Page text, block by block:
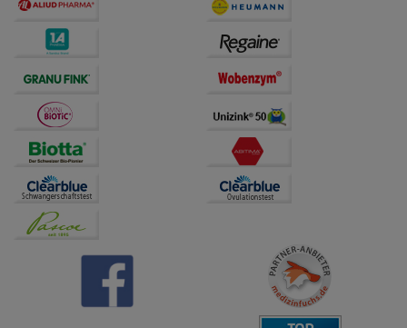
Statistik & Tracking:
Hierüber lassen sich
Informationen über die Art und Weise der Nutzung
unserer Website sammeln, mit deren Hilfe wir unsere
Website weiter für Sie optimieren können, den Inhalt
auf unserer Website aber auch die Werbung auf
Drittseiten möglichst relevant für Sie zu gestalten.
Bitte beachten Sie, dass Daten hierfür teilweise an
Dritte wie z.B. Google oder soziale Medien
übertragen werden.